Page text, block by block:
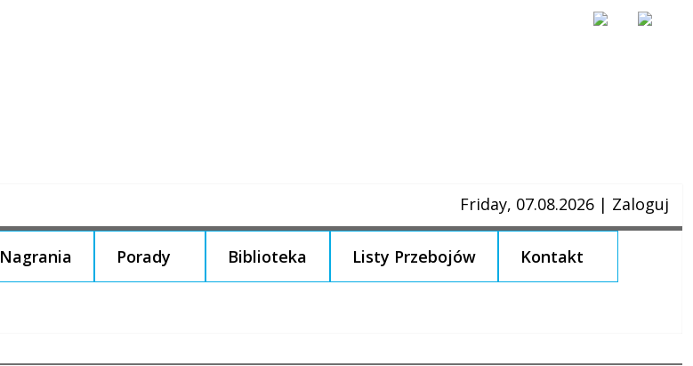
Friday, 07.08.2026 | Zaloguj
Nagrania Porady Biblioteka Listy Przebojów Kontakt